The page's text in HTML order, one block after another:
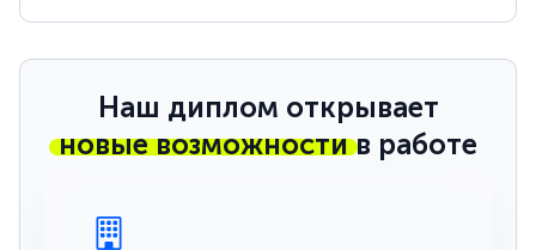
Наш диплом открывает
новые возможностив работе